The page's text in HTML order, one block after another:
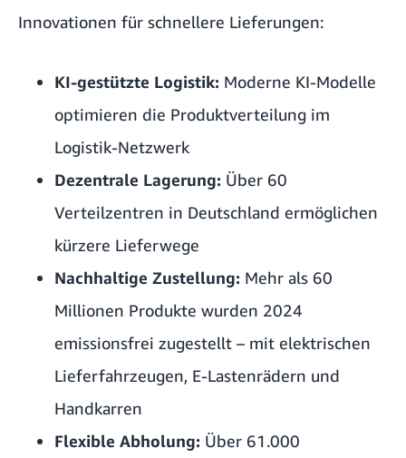
Innovationen für schnellere Lieferungen:
KI-gestützte Logistik: Moderne KI-Modelle
optimieren die Produktverteilung im
Logistik-Netzwerk
Dezentrale Lagerung: Über 60
Verteilzentren in Deutschland ermöglichen
kürzere Lieferwege
Nachhaltige Zustellung: Mehr als 60
Millionen Produkte wurden 2024
emissionsfrei zugestellt – mit elektrischen
Lieferfahrzeugen, E-Lastenrädern und
Handkarren
Flexible Abholung: Über 61.000